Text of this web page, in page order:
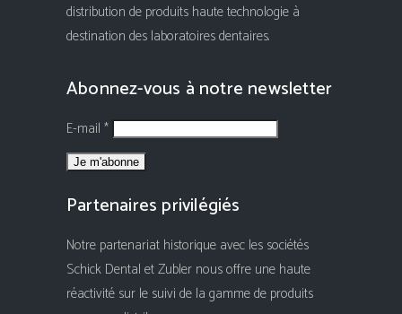
distribution de produits haute technologie à
destination des laboratoires dentaires.
Abonnez-vous à notre newsletter
E-mail *
Partenaires privilégiés
Notre partenariat historique avec les sociétés
Schick Dental et Zubler nous offre une haute
réactivité sur le suivi de la gamme de produits